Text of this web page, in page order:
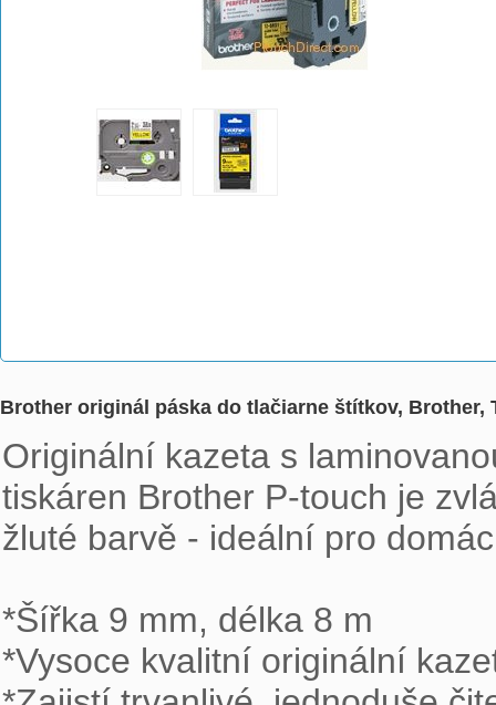
Brother originál páska do tlačiarne štítkov, Brother,
Originální kazeta s
tiskáren Brother P-touch je
žluté barvě - ideální pro
*Šířka 9 mm, délka 8 m
*Vysoce kvalitní originální